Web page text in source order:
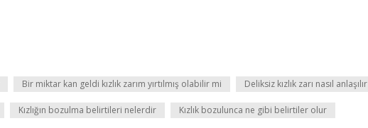
Bir miktar kan geldi kızlık zarım yırtılmış olabilir mi Deliksiz kızlık zarı nasıl anlaşılır
Kızlığın bozulma belirtileri nelerdir Kızlık bozulunca ne gibi belirtiler olur